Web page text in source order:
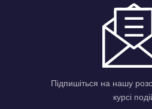
Підпишіться на нашу
курсі